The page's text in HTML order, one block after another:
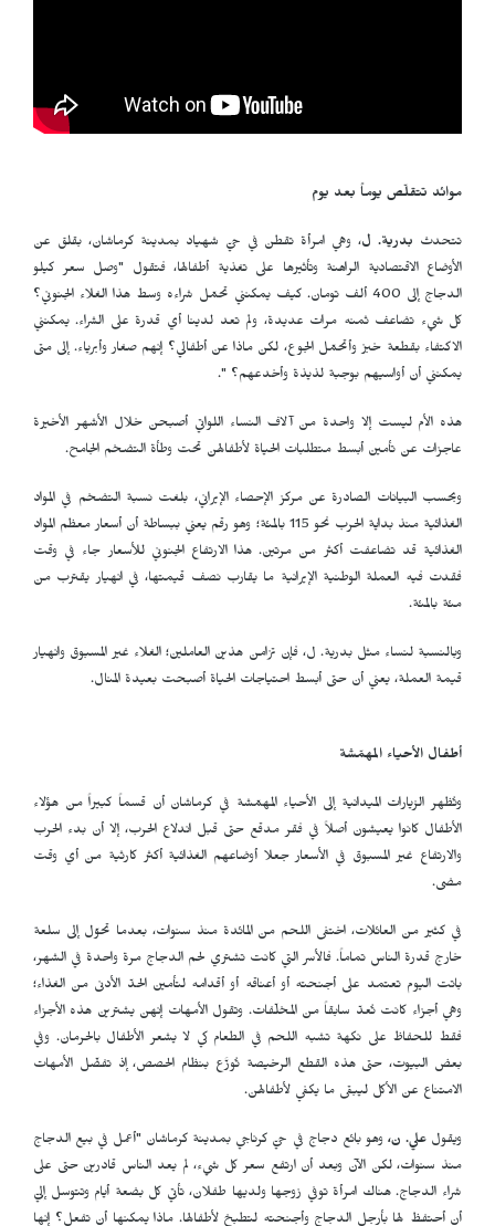
موائد تتقلّص يوماً بعد يوم
تتحدث بدرية. ل، وهي امرأة تقطن في حيّ شهیاد بمدينة كرماشان، بقلق عن
الأوضاع الاقتصادية الراهنة وتأثيرها على تغذية أطفالها، فتقول "وصل سعر كيلو
الدجاج إلى 400 ألف تومان. كيف يمكنني تحمّل شراءه وسط هذا الغلاء الجنوني؟
كل شيء تضاعف ثمنه مرات عديدة، ولم تعد لدينا أي قدرة على الشراء. يمكنني
الاكتفاء بقطعة خبز وأتحمّل الجوع، لكن ماذا عن أطفالي؟ إنهم صغار وأبرياء. إلى متى
يمكنني أن أواسيهم بوجبة لذيذة وأخدعهم؟ ".
هذه الأم ليست إلا واحدة من آلاف النساء اللواتي أصبحن خلال الأشهر الأخيرة
عاجزات عن تأمين أبسط متطلبات الحياة لأطفالهن تحت وطأة التضخم الجامح.
وبحسب البيانات الصادرة عن مركز الإحصاء الإيراني، بلغت نسبة التضخم في المواد
الغذائية منذ بداية الحرب نحو 115 بالمئة؛ وهو رقم يعني ببساطة أن أسعار معظم المواد
الغذائية قد تضاعفت أكثر من مرتين. هذا الارتفاع الجنوني للأسعار جاء في وقت
فقدت فيه العملة الوطنية الإيرانية ما يقارب نصف قيمتها، في انهيار يقترب من
مئة بالمئة.
وبالنسبة لنساء مثل بدرية. ل، فإن تزامن هذين العاملين؛ الغلاء غير المسبوق وانهيار
قيمة العملة، يعني أن حتى أبسط احتياجات الحياة أصبحت بعيدة المنال.
أطفال الأحياء المهمّشة
وتُظهر الزيارات الميدانية إلى الأحياء المهمّشة في كرماشان أن قسماً كبيراً من هؤلاء
الأطفال كانوا يعيشون أصلاً في فقر مدقع حتى قبل اندلاع الحرب، إلا أن بدء الحرب
والارتفاع غير المسبوق في الأسعار جعلا أوضاعهم الغذائية أكثر كارثية من أي وقت
مضى.
في كثير من العائلات، اختفى اللحم من المائدة منذ سنوات، بعدما تحوّل إلى سلعة
خارج قدرة الناس تماماً. فالأسر التي كانت تشتري لحم الدجاج مرة واحدة في الشهر،
باتت اليوم تعتمد على أجنحته أو أعناقه أو أقدامه لتأمين الحدّ الأدنى من الغذاء؛
وهي أجزاء كانت تُعدّ سابقاً من المخلّفات. وتقول الأمهات إنهن يشترين هذه الأجزاء
فقط للحفاظ على نكهة تشبه اللحم في الطعام كي لا يشعر الأطفال بالحرمان. وفي
بعض البيوت، حتى هذه القطع الرخيصة تُوزَّع بنظام الحصص، إذ تفضّل الأمهات
الامتناع عن الأكل ليبقى ما يكفي لأطفالهن.
ويقولعلي. ن، وهو بائع دجاج في حيّ كرناجي بمدينة كرماشان "أعمل في بيع الدجاج
منذ سنوات، لكن الآن وبعد أن ارتفع سعر كل شيء، لم يعد الناس قادرين حتى على
شراء الدجاج. هناك امرأة توفي زوجها ولديها طفلان، تأتي كل بضعة أيام وتتوسل إليّ
أن أحتفظ لها بأرجل الدجاج وأجنحته لتطبخ لأطفالها. ماذا يمكنها أن تفعل؟ إنها